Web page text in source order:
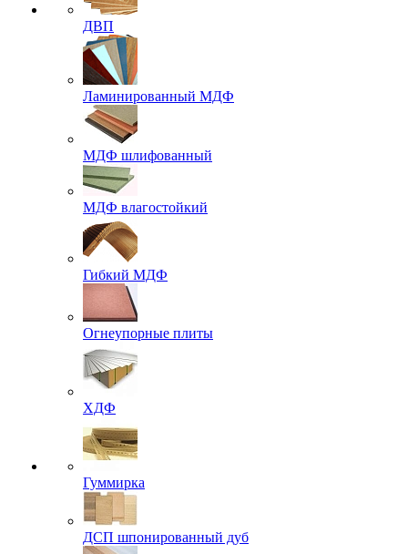
ДВП
Ламинированный МДФ
МДФ шлифованный
МДФ влагостойкий
Гибкий МДФ
Огнеупорные плиты
ХДФ
Гуммирка
ДСП шпонированный дуб